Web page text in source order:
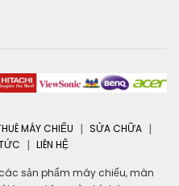
MÁY CHIẾU
SỬA CHỮA
LIÊN HỆ
sản phẩm máy chiếu, màn